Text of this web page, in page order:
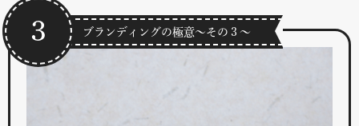
ブランディングの極意～その３～
３